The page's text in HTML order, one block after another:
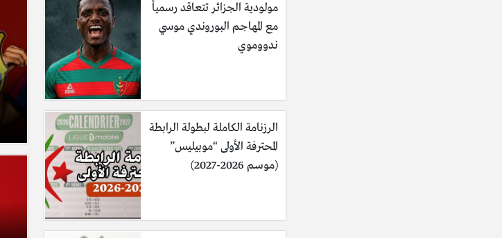
مولودية الجزائر تتعاقد رسمياً
مع المهاجم البوروندي موسي
ندووموي
الرزنامة الكاملة لبطولة الرابطة
المحترفة الأولى “موبيليس”
(موسم 2026-2027)